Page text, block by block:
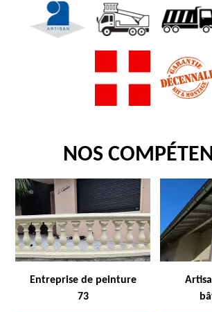
NOS
Entreprise de peinture
73